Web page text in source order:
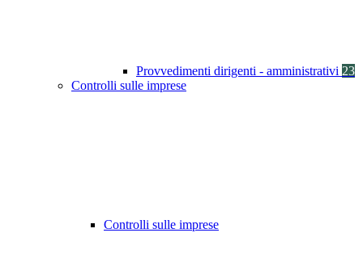
Provvedimenti dirigenti - amministrativi 23
Controlli sulle imprese
Controlli sulle imprese